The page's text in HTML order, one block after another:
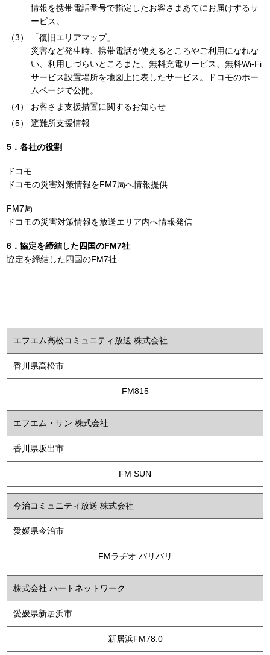
情報を携帯電話番号で指定したお客さまあてにお届けするサ
ービス。
「復旧エリアマップ」
災害など発生時、携帯電話が使えるところやご利用になれな
い、利用しづらいところまた、無料充電サービス、無料Wi-Fi
サービス設置場所を地図上に表したサービス。ドコモのホー
ムページで公開。
お客さま支援措置に関するお知らせ
避難所支援情報
5．各社の役割
ドコモ
ドコモの災害対策情報をFM7局へ情報提供
FM7局
ドコモの災害対策情報を放送エリア内へ情報発信
6．協定を締結した四国のFM7社
協定を締結した四国のFM7社
エフエム高松コミュニティ放送 株式会社
香川県高松市
FM815
エフエム・サン 株式会社
香川県坂出市
FM SUN
今治コミュニティ放送 株式会社
愛媛県今治市
FMラヂオ バリバリ
株式会社 ハートネットワーク
愛媛県新居浜市
新居浜FM78.0